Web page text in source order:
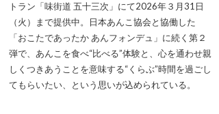
トラン「味街道 五十三次」にて2026年３月31日
（火）まで提供中。日本あんこ協会と協働した
「おこたであったか あんフォンデュ」に続く第２
弾で、あんこを食べ“比べる”体験と、心を通わせ親
しくつきあうことを意味する“くらぶ”時間を過ごし
てもらいたい、という思いが込められている。